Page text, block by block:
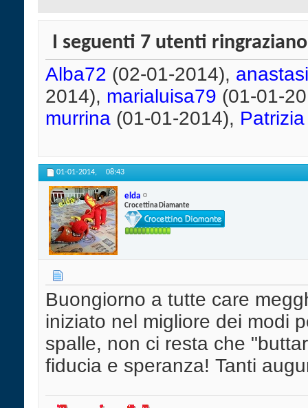
I seguenti 7 utenti
Alba72 (02-01-2014),
2014), marialuisa79 (01-01-
murrina (01-01-2014),
01-01-2014, 08:43
elda
Crocettina Diamante
Buongiorno a tutte care
iniziato nel migliore dei modi
spalle, non ci resta che
fiducia e speranza! Tanti